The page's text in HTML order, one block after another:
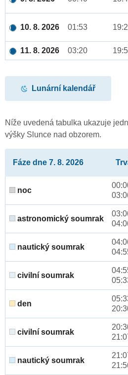
10. 8. 2026 01:53
11. 8. 2026 03:20
Lunární kalendář
Níže uvedená tabulka ukazuje
výšky Slunce nad obzorem.
Fáze dne 7. 8. 2026
noc
astronomický soumrak
nautický soumrak
civilní soumrak
den
civilní soumrak
nautický soumrak